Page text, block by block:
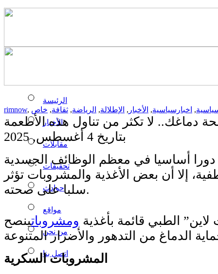
الرئيسة
الأخبار
مقابلات
تحقيقات
حوادث
مواقع
من نحن
اتصل بنا
rimnow, , اخبارسياسية, الأخبار , الإطلالة, الرياضة, ثقافة, خاص
دماغك.. لا تكثر من تناول هذه الأطعمة
بتاريخ 4 أغسطس, 2025
دورا أساسيا في معظم الوظائف الجسدية
إلا أن بعض الأغذية والمشروبات تؤثر
سلبا على صحته.
الطبي قائمة بأغذية ومشروباتينصح
المشروبات السكرية